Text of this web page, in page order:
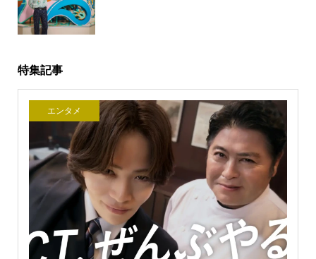
特集記事
エンタメ